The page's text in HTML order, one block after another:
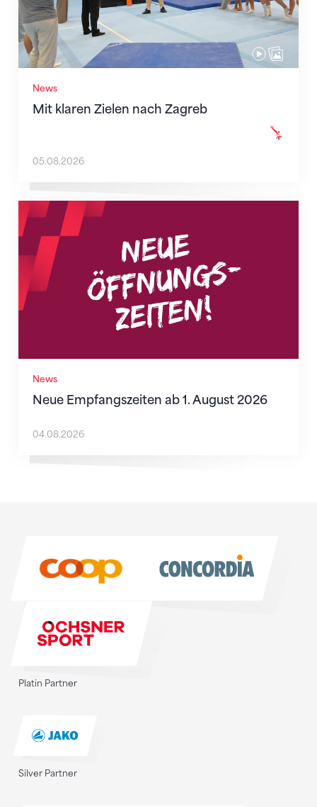
News
Mit klaren Zielen nach Zagreb
05.08.2026
News
Neue Empfangszeiten ab 1. August 2026
Neue Empfangszeiten ab 1. August 2026
04.08.2026
Platin Partner
Silver Partner